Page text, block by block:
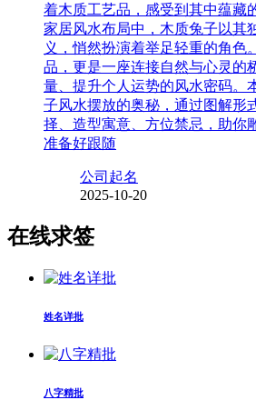
着木质工艺品，感受到其中蕴藏
家居风水布局中，木质兔子以其
义，悄然扮演着举足轻重的角色
品，更是一座连接自然与心灵的
量、提升个人运势的风水密码。
子风水摆放的奥秘，通过图解形
择、造型寓意、方位禁忌，助你
准备好跟随
公司起名
2025-10-20
在线求签
姓名详批
八字精批